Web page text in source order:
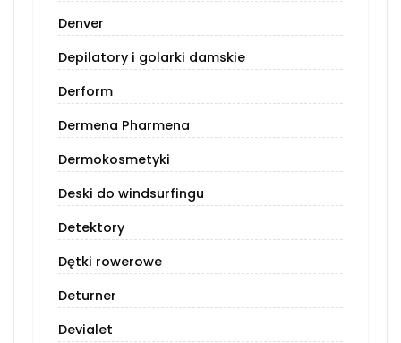
Denver
Depilatory i golarki damskie
Derform
Dermena Pharmena
Dermokosmetyki
Deski do windsurfingu
Detektory
Dętki rowerowe
Deturner
Devialet